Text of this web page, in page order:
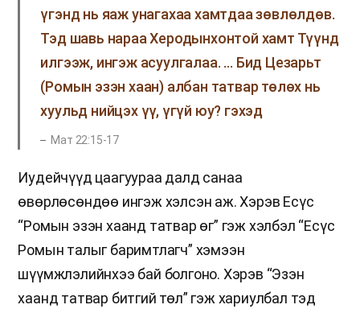
үгэнд нь яаж унагахаа хамтдаа зөвлөлдөв.
Тэд шавь нараа Херодынхонтой хамт Түүнд
илгээж, ингэж асуулгалаа. … Бид Цезарьт
(Ромын эзэн хаан) албан татвар төлөх нь
хуульд нийцэх үү, үгүй юу? гэхэд
Мат 22:15-17
Иудейчүүд цаагуураа далд санаа
өвөрлөсөндөө ингэж хэлсэн аж. Хэрэв Есүс
“Ромын эзэн хаанд татвар өг” гэж хэлбэл “Есүс
Ромын талыг баримтлагч” хэмээн
шүүмжлэлийнхээ бай болгоно. Хэрэв “Эзэн
хаанд татвар битгий төл” гэж хариулбал тэд